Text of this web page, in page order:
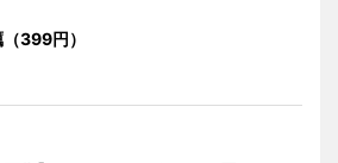
399円）